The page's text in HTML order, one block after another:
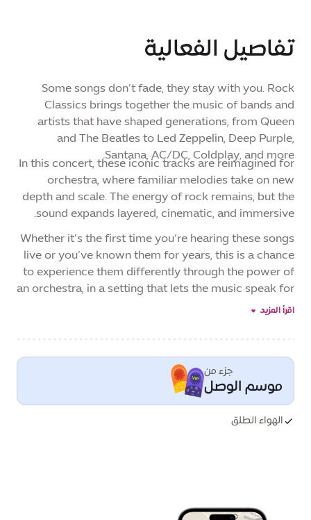
تفاصيل الفعالية
Some songs don’t fade, they stay with you. Rock
Classics brings together the music of bands and
artists that have shaped generations, from Queen
and The Beatles to Led Zeppelin, Deep Purple,
Santana, AC/DC, Coldplay, and more.
In this concert, these iconic tracks are reimagined for
orchestra, where familiar melodies take on new
depth and scale. The energy of rock remains, but the
sound expands layered, cinematic, and immersive.
Whether it’s the first time you’re hearing these songs
live or you’ve known them for years, this is a chance
to experience them differently through the power of
an orchestra, in a setting that lets the music speak for
itself, as part of Al Wasl Season, One Destination,
اقرأ المزيد
جزء من
موسم الوصل
الهواء الطلق